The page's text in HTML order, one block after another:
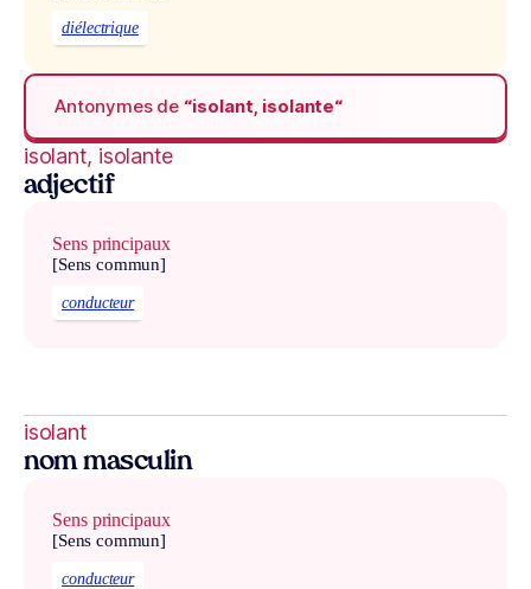
diélectrique
Antonymes de “isolant, isolante“
isolant, isolante
adjectif
Sens principaux
[Sens commun]
conducteur
isolant
nom masculin
Sens principaux
[Sens commun]
conducteur